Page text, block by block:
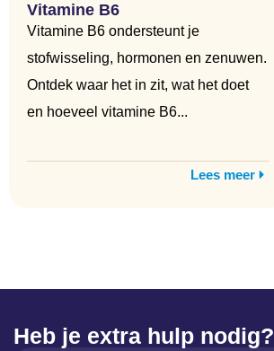
Vitamine B6
Vitamine B6 ondersteunt je
stofwisseling, hormonen en zenuwen.
Ontdek waar het in zit, wat het doet
en hoeveel vitamine B6...
Lees meer
Heb je extra hulp nodig?